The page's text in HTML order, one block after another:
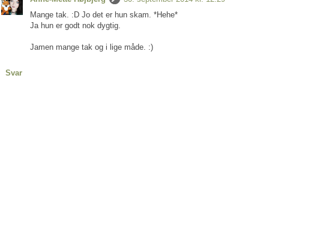
Mange tak. :D Jo det er hun skam. *Hehe*
Ja hun er godt nok dygtig.
Jamen mange tak og i lige måde. :)
Svar